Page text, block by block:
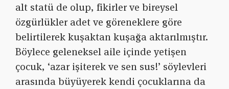
alt statü de olup, fikirler ve bireysel
özgürlükler adet ve göreneklere göre
belirtilerek kuşaktan kuşağa aktarılmıştır.
Böylece geleneksel aile içinde yetişen
çocuk, ‘azar işiterek ve sen sus!’ söylevleri
arasında büyüyerek kendi çocuklarına da